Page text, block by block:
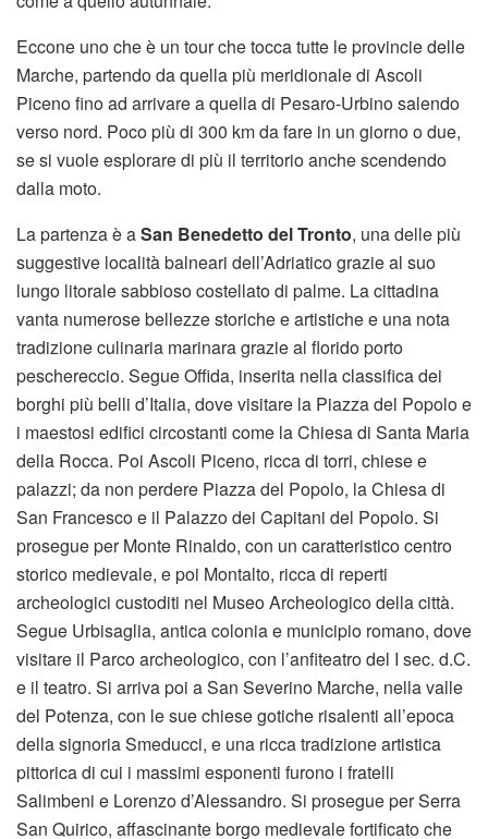
Eccone uno che è un tour che tocca tutte le provincie delle
Marche, partendo da quella più meridionale di Ascoli
Piceno fino ad arrivare a quella di Pesaro-Urbino salendo
verso nord. Poco più di 300 km da fare in un giorno o due,
se si vuole esplorare di più il territorio anche scendendo
dalla moto.
La partenza è aSan Benedetto del Tronto, una delle più
suggestive località balneari dell’Adriatico grazie al suo
lungo litorale sabbioso costellato di palme. La cittadina
vanta numerose bellezze storiche e artistiche e una nota
tradizione culinaria marinara grazie al florido porto
peschereccio. Segue Offida, inserita nella classifica dei
borghi più belli d’Italia, dove visitare la Piazza del Popolo e
i maestosi edifici circostanti come la Chiesa di Santa Maria
della Rocca. Poi Ascoli Piceno, ricca di torri, chiese e
palazzi; da non perdere Piazza del Popolo, la Chiesa di
San Francesco e il Palazzo dei Capitani del Popolo. Si
prosegue per Monte Rinaldo, con un caratteristico centro
storico medievale, e poi Montalto, ricca di reperti
archeologici custoditi nel Museo Archeologico della città.
Segue Urbisaglia, antica colonia e municipio romano, dove
visitare il Parco archeologico, con l’anfiteatro del I sec. d.C.
e il teatro. Si arriva poi a San Severino Marche, nella valle
del Potenza, con le sue chiese gotiche risalenti all’epoca
della signoria Smeducci, e una ricca tradizione artistica
pittorica di cui i massimi esponenti furono i fratelli
Salimbeni e Lorenzo d’Alessandro. Si prosegue per Serra
San Quirico, affascinante borgo medievale fortificato che